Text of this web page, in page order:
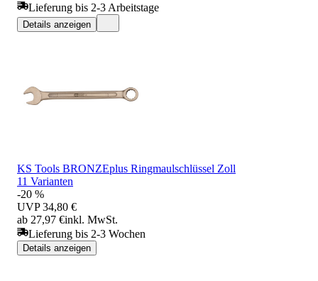
Lieferung bis 2-3 Arbeitstage
Details anzeigen
KS Tools BRONZEplus Ringmaulschlüssel Zoll
11 Varianten
-20 %
UVP 34,80 €
ab 27,97 €inkl. MwSt.
Lieferung bis 2-3 Wochen
Details anzeigen